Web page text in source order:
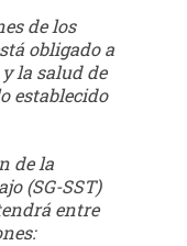
de los
obligado a
la salud de
establecido
de la
(SG-SST)
entre